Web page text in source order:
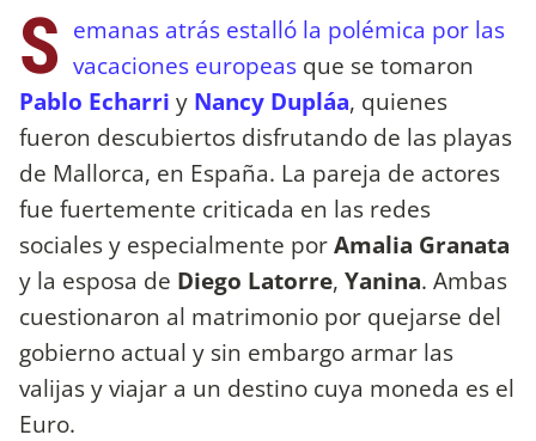
S emanas atrás estalló la polémica por las
vacaciones europeas que se tomaron
Pablo Echarri y Nancy Dupláa, quienes
fueron descubiertos disfrutando de las playas
de Mallorca, en España. La pareja de actores
fue fuertemente criticada en las redes
sociales y especialmente porAmalia Granata
y la esposa de Diego Latorre, Yanina. Ambas
cuestionaron al matrimonio por quejarse del
gobierno actual y sin embargo armar las
valijas y viajar a un destino cuya moneda es el
Euro.